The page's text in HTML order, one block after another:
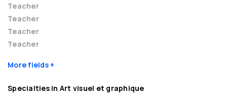
Teacher
Teacher
Teacher
Teacher
More fields
Specialties in Art visuel et graphique